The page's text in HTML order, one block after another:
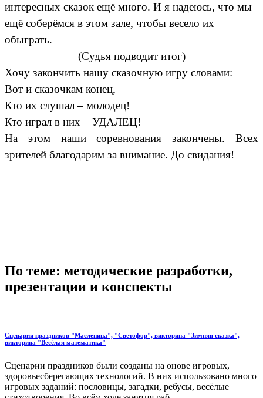
интересных сказок ещё много. И я надеюсь, что мы
ещё соберёмся в этом зале, чтобы весело их
обыграть.
(Судья подводит итог)
Хочу закончить нашу сказочную игру словами:
Вот и сказочкам конец,
Кто их слушал – молодец!
Кто играл в них – УДАЛЕЦ!
На этом наши соревнования закончены. Всех
зрителей благодарим за внимание. До свидания!
По теме: методические разработки,
презентации и конспекты
Сценарии праздников "Масленица", "Светофор", викторина "Зимняя сказка",
викторина "Весёлая математика"
Сценарии праздников были созданы на онове игровых,
здоровьесберегающих технологий. В них использовано много
игровых заданий: пословицы, загадки, ребусы, весёлые